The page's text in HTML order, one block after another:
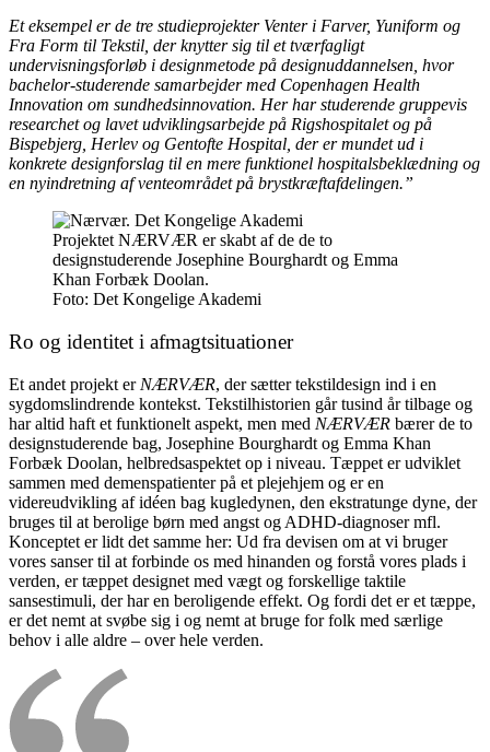
Et eksempel er de tre studieprojekter Venter i Farver, Yuniform og
Fra Form til Tekstil, der knytter sig til et tværfagligt
undervisningsforløb i designmetode på designuddannelsen, hvor
bachelor-studerende samarbejder med Copenhagen Health
Innovation om sundhedsinnovation. Her har studerende gruppevis
researchet og lavet udviklingsarbejde på Rigshospitalet og på
Bispebjerg, Herlev og Gentofte Hospital, der er mundet ud i
konkrete designforslag til en mere funktionel hospitalsbeklædning og
en nyindretning af venteområdet på brystkræftafdelingen.”
Projektet NÆRVÆR er skabt af de de to
designstuderende Josephine Bourghardt og Emma
Khan Forbæk Doolan.
Foto: Det Kongelige Akademi
Ro og identitet i afmagtsituationer
Et andet projekt er NÆRVÆR, der sætter tekstildesign ind i en
sygdomslindrende kontekst. Tekstilhistorien går tusind år tilbage og
har altid haft et funktionelt aspekt, men med NÆRVÆR bærer de to
designstuderende bag, Josephine Bourghardt og Emma Khan
Forbæk Doolan, helbredsaspektet op i niveau. Tæppet er udviklet
sammen med demenspatienter på et plejehjem og er en
videreudvikling af idéen bag kugledynen, den ekstratunge dyne, der
bruges til at berolige børn med angst og ADHD-diagnoser mfl.
Konceptet er lidt det samme her: Ud fra devisen om at vi bruger
vores sanser til at forbinde os med hinanden og forstå vores plads i
verden, er tæppet designet med vægt og forskellige taktile
sansestimuli, der har en beroligende effekt. Og fordi det er et tæppe,
er det nemt at svøbe sig i og nemt at bruge for folk med særlige
behov i alle aldre ­– over hele verden.